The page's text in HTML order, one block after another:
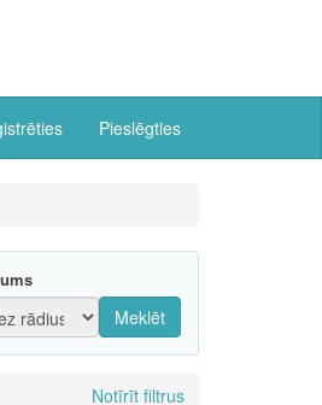
Pieslēgties
Meklēt
Notīrīt filtrus